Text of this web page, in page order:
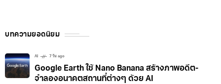
บทความยอดนิยม
AI 7 วัน ago
Google Earth ใช้ Nano Banana สร้างภาพอดีต-
จำลองอนาคตสถานที่ต่างๆ ด้วย AI